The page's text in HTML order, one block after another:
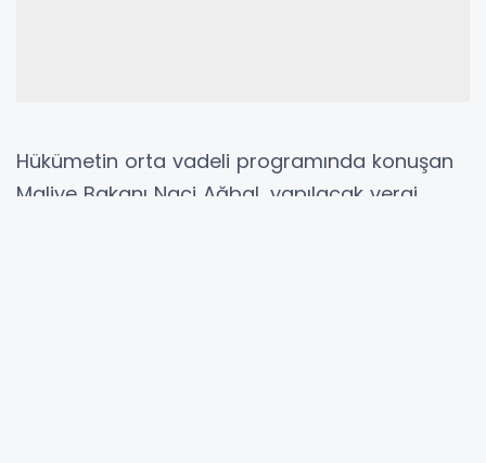
Hükümetin orta vadeli programında konuşan
Maliye Bakanı Naci Ağbal, yapılacak vergi